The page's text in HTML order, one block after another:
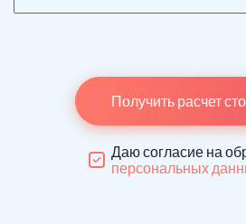
Получить расчет
Даю согласие на
персональных